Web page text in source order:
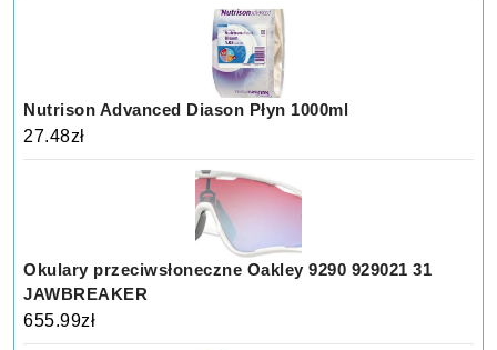
Nutrison Advanced Diason Płyn 1000ml
27.48zł
Okulary przeciwsłoneczne Oakley 9290 929021 31
JAWBREAKER
655.99zł